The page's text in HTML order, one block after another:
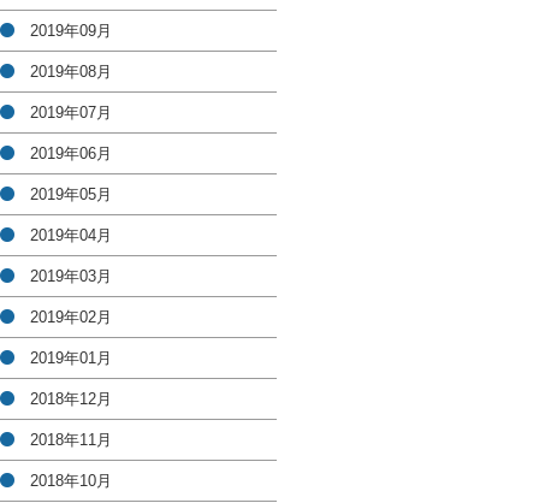
2019年09月
2019年08月
2019年07月
2019年06月
2019年05月
2019年04月
2019年03月
2019年02月
2019年01月
2018年12月
2018年11月
2018年10月